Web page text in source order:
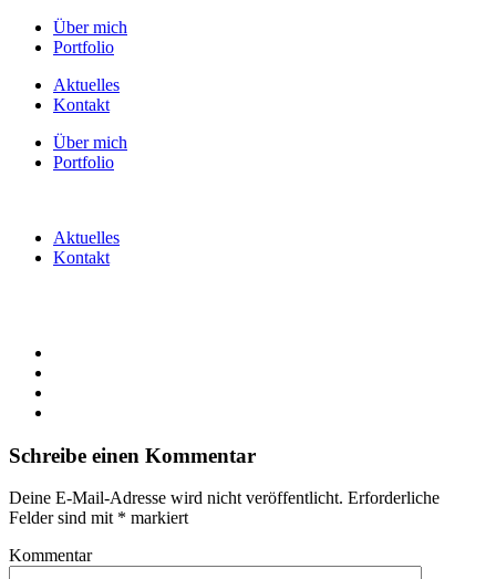
Über mich
Portfolio
Aktuelles
Kontakt
Über mich
Portfolio
Aktuelles
Kontakt
Schreibe einen Kommentar
Deine E-Mail-Adresse wird nicht veröffentlicht. Erforderliche
Felder sind mit * markiert
Kommentar